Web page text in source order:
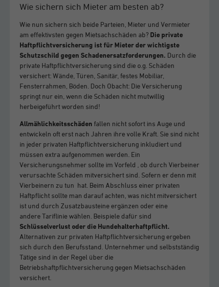
Wie sichern sich Mieter am besten ab?
Wie nun sichern sich beide Parteien, Mieter und Vermieter
am effektivsten gegen Mietsachschäden ab? Die private
Haftpflichtversicherung ist für Mieter der wichtigste
Schutzschild gegen Schadenersatzforderungen. Durch die
private Haftpflichtversicherung sind die o.g. Schäden
versichert: Wände, Türen, Sanitär, festes Mobiliar,
Fensterrahmen, Böden. Doch Obacht: Die Versicherung
springt nur ein, wenn die Schäden nicht mutwillig
herbeigeführt worden sind!
Allmählichkeitsschäden fallen nicht sofort ins Auge und
entwickeln oft erst nach Jahren ihre volle Kraft. Sie sind nicht
in jeder privaten Haftpflichtversicherung inkludiert und
müssen extra aufgenommen werden. Ein
Versicherungsnehmer sollte im Vorfeld , ob durch Vierbeiner
verursachte Schäden mitversichert sind. Sofern er denn mit
Vierbeinern zu tun hat. Beim Abschluss einer privaten
Haftpflicht sollte man darauf achten, was nicht mitversichert
ist und durch Zusatzbausteine ergänzen oder eine
andere Tariflinie wählen. Beispiele dafür sind
Schlüsselverlust oder die Hundehalterhaftpflicht.
Alternativen zur privaten Haftpflichtversicherung ergeben
sich durch den Berufsstand. Unternehmer und selbstständig
Tätige sind in der Regel über die
Betriebshaftpflichtversicherung gegen Mietsachschäden
versichert.